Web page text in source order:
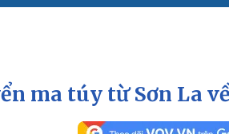
ma túy từ Sơn La